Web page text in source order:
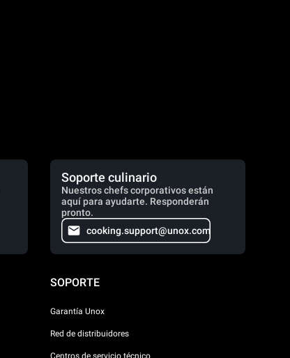
Soporte culinario
Nuestros chefs corporativos están
aquí para ayudarte. Responderán
pronto.
cooking.support@unox.com
SOPORTE
Garantía Unox
Red de distribuidores
Centros de servicio técnico